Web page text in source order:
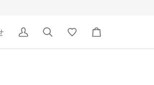
ア
カ
検
索
Wishlist
カ
ー